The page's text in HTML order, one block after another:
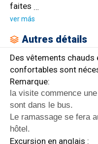
faites …
ver más
Autres détails
Des vêtements chauds
confortables sont
Remarque:
la visite commence
sont dans le bus.
Le ramassage se fera
hôtel.
Excursion en anglais :